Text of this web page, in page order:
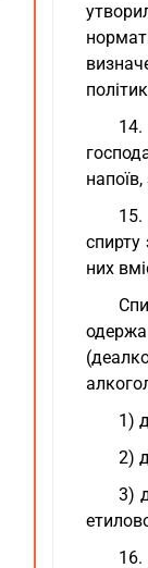
15.
них
1)
2)
3)